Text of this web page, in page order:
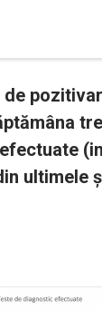
de
ultimele